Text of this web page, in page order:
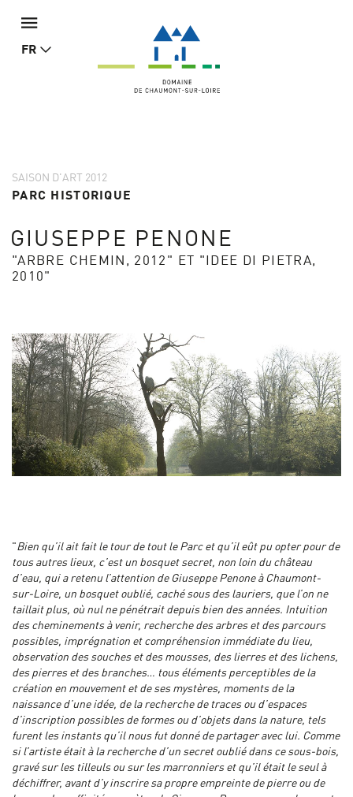
FR
SAISON D'ART 2012
PARC HISTORIQUE
GIUSEPPE PENONE
"ARBRE CHEMIN, 2012" ET "IDEE DI PIETRA,
2010"
"Bien qu’il ait fait le tour de tout le Parc et qu’il eût pu opter pour de
tous autres lieux, c’est un bosquet secret, non loin du château
d’eau, qui a retenu l’attention de Giuseppe Penone à Chaumont-
sur-Loire, un bosquet oublié, caché sous des lauriers, que l’on ne
taillait plus, où nul ne pénétrait depuis bien des années. Intuition
des cheminements à venir, recherche des arbres et des parcours
possibles, imprégnation et compréhension immédiate du lieu,
observation des souches et des mousses, des lierres et des lichens,
des pierres et des branches… tous éléments perceptibles de la
création en mouvement et de ses mystères, moments de la
naissance d’une idée, de la recherche de traces ou d’espaces
d’inscription possibles de formes ou d’objets dans la nature, tels
furent les instants qu’il nous fut donné de partager avec lui. Comme
si l’artiste était à la recherche d’un secret oublié dans ce sous-bois,
gravé sur les tilleuls ou sur les marronniers et qu’il était le seul à
déchiffrer, avant d’y inscrire sa propre empreinte de pierre ou de